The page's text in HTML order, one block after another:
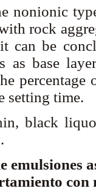
nonionic
rock
can be
as base
setting time.
black
emulsiones
con